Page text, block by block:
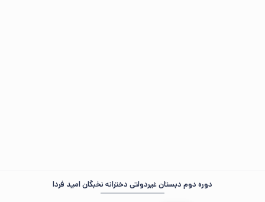
دوره دوم دبستان غیردولتی دخترانه نخبگان امید فردا